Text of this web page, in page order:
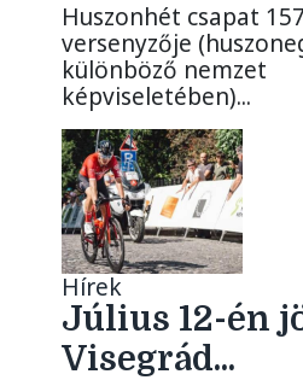
Huszonhét csapat 157
versenyzője
különböző nemzet
képviseletében)...
Hírek
Július 12-én
Visegrád...